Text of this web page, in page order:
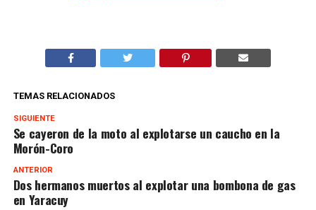
TEMAS RELACIONADOS
SIGUIENTE
Se cayeron de la moto al explotarse un caucho en la
Morón-Coro
ANTERIOR
Dos hermanos muertos al explotar una bombona de gas
en Yaracuy